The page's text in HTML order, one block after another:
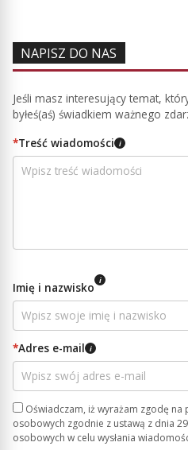
NAPISZ DO NAS
Jeśli masz interesujący temat,
byłeś(aś) świadkiem ważnego
*Treść wiadomości i
Imię i nazwisko i
*Adres e-mail i
Oświadczam, iż wyrażam zgodę
osobowych zgodnie z ustawą z dnia
osobowych w celu wysłania